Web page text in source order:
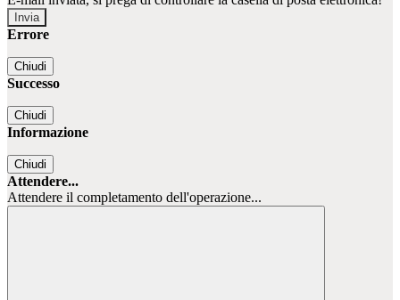
Errore
Chiudi
Successo
Chiudi
Informazione
Chiudi
Attendere...
Attendere il completamento dell'operazione...